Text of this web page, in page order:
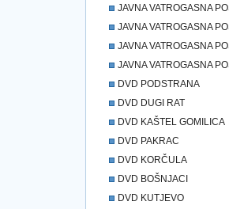
JAVNA VATROGASNA
JAVNA VATROGASNA
JAVNA VATROGASNA
JAVNA VATROGASNA
DVD PODSTRANA
DVD DUGI RAT
DVD KAŠTEL GOMILICA
DVD PAKRAC
DVD KORČULA
DVD BOŠNJACI
DVD KUTJEVO